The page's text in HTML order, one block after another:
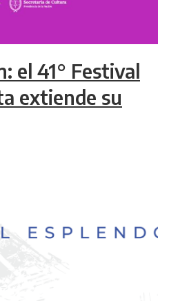
el 41° Festival
extiende su